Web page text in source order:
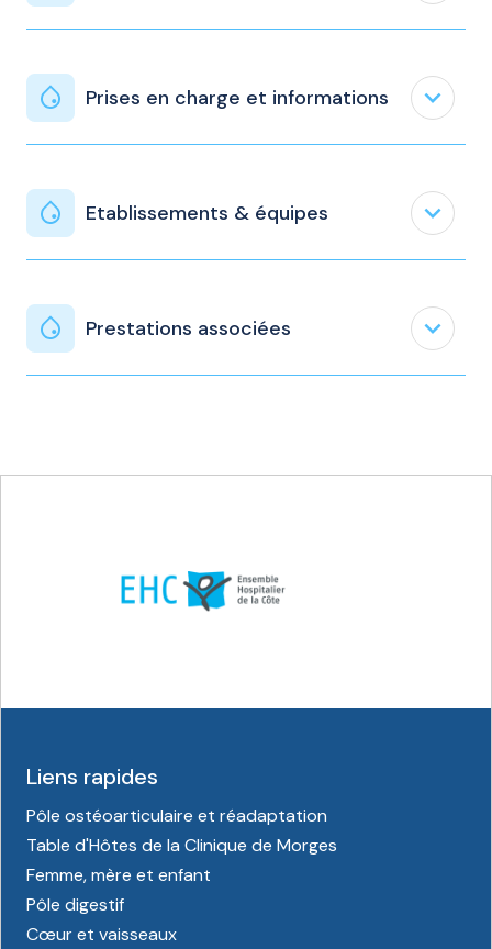
Prises en charge et informations expand_less
Etablissements & équipes expand_less
Prestations associées expand_less
Liens rapides
Pôle ostéoarticulaire et réadaptation
Table d'Hôtes de la Clinique de Morges
Femme, mère et enfant
Pôle digestif
Cœur et vaisseaux